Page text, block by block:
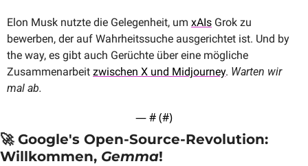
Elon Musk nutzte die Gelegenheit, um xAIs Grok zu
bewerben, der auf Wahrheitssuche ausgerichtet ist. Und by
the way, es gibt auch Gerüchte über eine mögliche
Zusammenarbeit zwischen X und Midjourney. Warten wir
mal ab.
— # (#)
🚀 Google's Open-Source-Revolution:
Willkommen, Gemma!